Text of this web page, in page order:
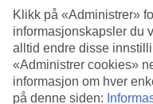
Vis mer
Klikk på «Administrer»
informasjonskapsler du
alltid endre disse
«Administrer cookies»
informasjon om hver
på denne siden: